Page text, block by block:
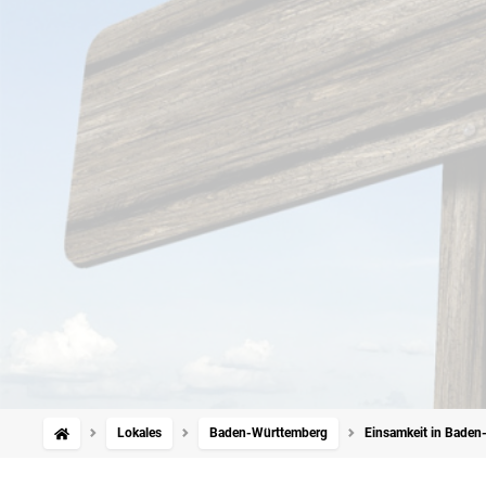
Lokales Baden-Württemberg Einsamkeit in